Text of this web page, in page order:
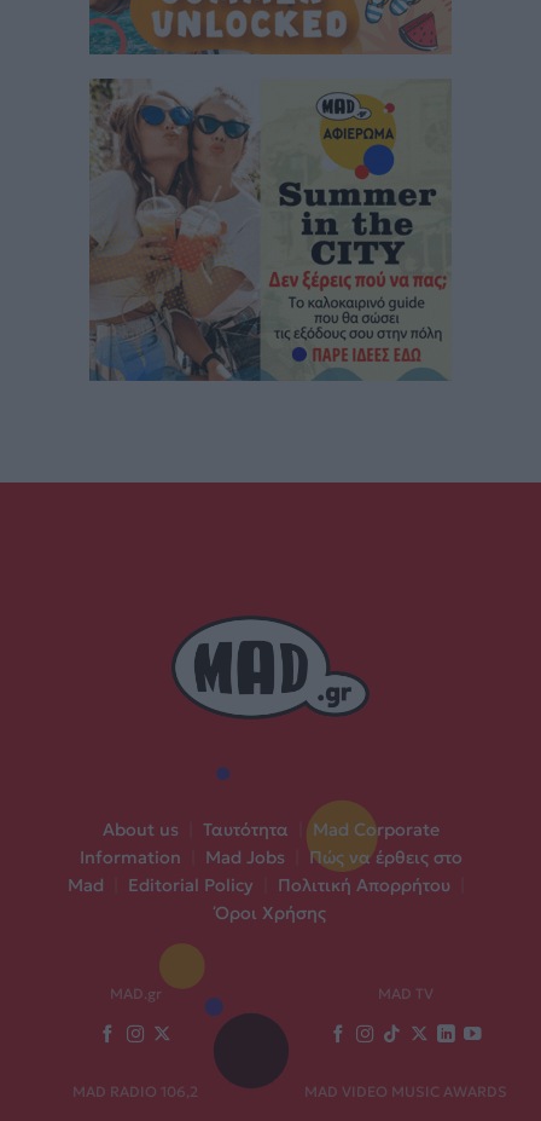
About us Ταυτότητα
Mad Corporate
Information
Mad Jobs
Πώς να έρθεις στο
Mad
Editorial Policy Πολιτική Απορρήτου
Όροι Χρήσης
MAD.gr MAD TV
MAD RADIO 106,2 MAD VIDEO MUSIC AWARDS